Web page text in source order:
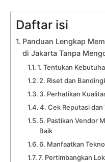
Daftar isi
Panduan Lengkap
di Jakarta Tanpa
1. Tentukan
2. Riset dan
3. Perhatikan
4. Cek Reputasi
5. Pastikan Vendor
Baik
6. Manfaatkan
7. Pertimbangkan